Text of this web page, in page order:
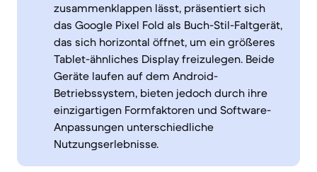
zusammenklappen lässt, präsentiert sich
das Google Pixel Fold als Buch-Stil-Faltgerät,
das sich horizontal öffnet, um ein größeres
Tablet-ähnliches Display freizulegen. Beide
Geräte laufen auf dem Android-
Betriebssystem, bieten jedoch durch ihre
einzigartigen Formfaktoren und Software-
Anpassungen unterschiedliche
Nutzungserlebnisse.